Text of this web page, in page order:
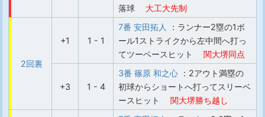
落球
大工大先制
2回裏
+1 1 - 1
7番 安田拓人
：ランナー2塁の1ボ
ール1ストライクから左中間へ打っ
てツーベースヒット
関大堺同点
+3 1 - 4
3番 篠原 和之心 ：2アウト満塁の
初球からショートへ打ってスリーベ
ースヒット
関大堺勝ち越し